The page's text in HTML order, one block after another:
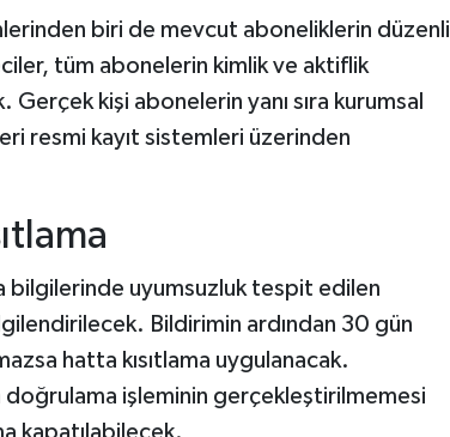
biri de mevcut aboneliklerin düzenli
tüm abonelerin kimlik ve aktiflik
kişi abonelerin yanı sıra kurumsal
resmi kayıt sistemleri üzerinden
bilgilerinde uyumsuzluk tespit edilen
Bildirimin ardından 30 gün
hatta kısıtlama uygulanacak.
doğrulama işleminin gerçekleştirilmemesi
kapatılabilecek.